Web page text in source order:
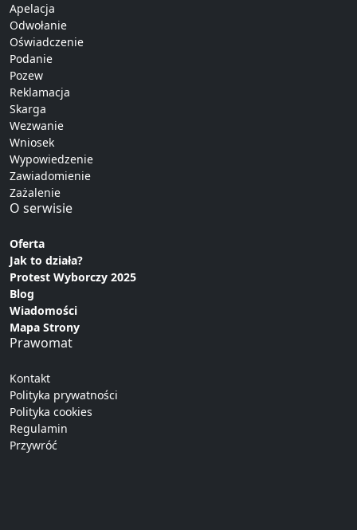
Apelacja
Odwołanie
Oświadczenie
Podanie
Pozew
Reklamacja
Skarga
Wezwanie
Wniosek
Wypowiedzenie
Zawiadomienie
Zażalenie
O serwisie
Oferta
Jak to działa?
Protest Wyborczy 2025
Blog
Wiadomości
Mapa Strony
Prawomat
Kontakt
Polityka prywatności
Polityka cookies
Regulamin
Przywróć